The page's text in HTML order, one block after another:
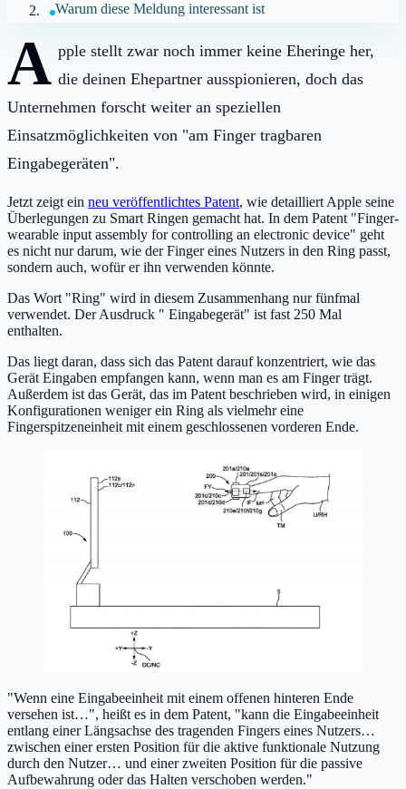
Warum diese Meldung interessant ist
A pple stellt zwar noch immer keine Eheringe her,
die deinen Ehepartner ausspionieren, doch das
Unternehmen forscht weiter an speziellen
Einsatzmöglichkeiten von "am Finger tragbaren
Eingabegeräten".
Jetzt zeigt ein neu veröffentlichtes Patent, wie detailliert Apple seine
Überlegungen zu Smart Ringen gemacht hat. In dem Patent "Finger-
wearable input assembly for controlling an electronic device" geht
es nicht nur darum, wie der Finger eines Nutzers in den Ring passt,
sondern auch, wofür er ihn verwenden könnte.
Das Wort "Ring" wird in diesem Zusammenhang nur fünfmal
verwendet. Der Ausdruck " Eingabegerät" ist fast 250 Mal
enthalten.
Das liegt daran, dass sich das Patent darauf konzentriert, wie das
Gerät Eingaben empfangen kann, wenn man es am Finger trägt.
Außerdem ist das Gerät, das im Patent beschrieben wird, in einigen
Konfigurationen weniger ein Ring als vielmehr eine
Fingerspitzeneinheit mit einem geschlossenen vorderen Ende.
"Wenn eine Eingabeeinheit mit einem offenen hinteren Ende
versehen ist…", heißt es in dem Patent, "kann die Eingabeeinheit
entlang einer Längsachse des tragenden Fingers eines Nutzers…
zwischen einer ersten Position für die aktive funktionale Nutzung
durch den Nutzer… und einer zweiten Position für die passive
Aufbewahrung oder das Halten verschoben werden."